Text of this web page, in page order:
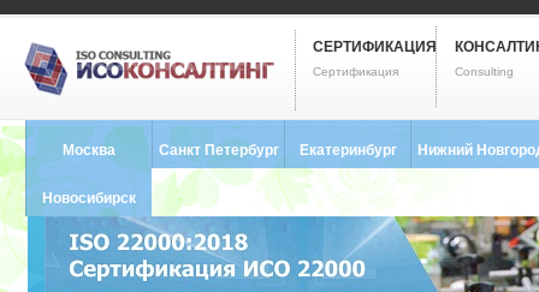
СЕРТИФИКАЦИЯ
Сертификация Consulting
Москва Санкт Петербург
8 (812) 748-2493
Екатеринбург
8 (343) 237-2593
Нижний
Новосибирск
8 (383) 227-8449